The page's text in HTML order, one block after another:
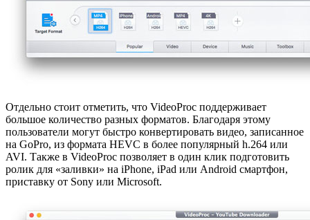
Отдельно стоит отметить, что VideoProc поддерживает
большое количество разных форматов. Благодаря этому
пользователи могут быстро конвертировать видео, записанное
на GoPro, из формата HEVC в более популярный h.264 или
AVI. Также в VideoProc позволяет в один клик подготовить
ролик для «заливки» на iPhone, iPad или Android смартфон,
приставку от Sony или Microsoft.